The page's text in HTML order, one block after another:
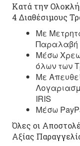
Κατά την
4 Διαθέσιμους
Με
Παραλαβή
Μέσω
όλων των
Με
IRIS
Μέσω
Όλες οι
Αξίας